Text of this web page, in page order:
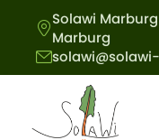
Direkt zum Inhalt
Solawi
Marburg